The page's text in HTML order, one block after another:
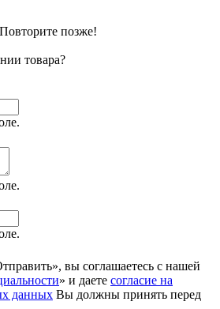
позже!
товара?
вы соглашаетесь с нашей
» и даете согласие на
данных Вы должны принять перед